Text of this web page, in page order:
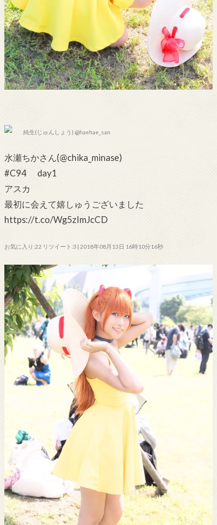
純生(じゅんしょう) @haehae_san
水瀬ちかさん(@chika_minase)
#C94 day1
アスカ
最初に会えて嬉しゅうございました
https://t.co/Wg5zImJcCD
お気に入り:22 リツイート:3 | 2018年08月13日 16時10分16秒